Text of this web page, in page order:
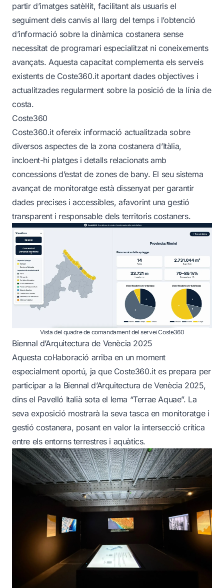
partir d’imatges satèl·lit, facilitant als usuaris el
seguiment dels canvis al llarg del temps i l’obtenció
d’informació sobre la dinàmica costanera sense
necessitat de programari especialitzat ni coneixements
avançats. Aquesta capacitat complementa els serveis
existents de Coste360.it aportant dades objectives i
actualitzades regularment sobre la posició de la línia de
costa.
Coste360
Coste360.it ofereix informació actualitzada sobre
diversos aspectes de la zona costanera d’Itàlia,
incloent-hi platges i detalls relacionats amb
concessions d’estat de zones de bany. El seu sistema
avançat de monitoratge està dissenyat per garantir
dades precises i accessibles, afavorint una gestió
transparent i responsable dels territoris costaners.
Vista del quadre de comandament del servei Coste360
Biennal d’Arquitectura de Venècia 2025
Aquesta col·laboració arriba en un moment
especialment oportú, ja que Coste360.it es prepara per
participar a la Biennal d’Arquitectura de Venècia 2025,
dins el Pavelló Italià sota el lema “Terrae Aquae”. La
seva exposició mostrarà la seva tasca en monitoratge i
gestió costanera, posant en valor la intersecció crítica
entre els entorns terrestres i aquàtics.